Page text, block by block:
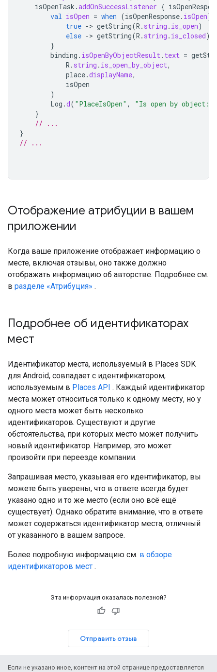
isOpenTask .addOnSuccessListener {
val isOpen = when (isOpenResponse. isOpen)
true -> getString(R . string . is_open)
else -> getString(R . string . is_closed)
}
binding . isOpenByObjectResult. text =
R . string . is_open_by_object,
place.displayName,
isOpen
)
Log .d( "PlaceIsOpen" , "Is open by object:
}
// ...
}
// ...
Отображение атрибуции в вашем
приложении
Когда ваше приложение отображает информацию о
месте, включая отзывы, оно также должно
отображать информацию об авторстве. Подробнее см.
в разделе «Атрибуция» .
Подробнее об идентификаторах
мест
Идентификатор места, используемый в Places SDK
для Android, совпадает с идентификатором,
используемым в Places API . Каждый идентификатор
места может относиться только к одному месту, но у
одного места может быть несколько
идентификаторов. Существуют и другие
обстоятельства, при которых место может получить
новый идентификатор. Например, это может
произойти при переезде компании.
Запрашивая место, указывая его идентификатор, вы
можете быть уверены, что в ответе всегда будет
указано одно и то же место (если оно всё ещё
существует). Однако обратите внимание, что в ответе
может содержаться идентификатор места, отличный
от указанного в вашем запросе.
Более подробную информацию см. в обзоре
идентификаторов мест .
Эта информация оказалась полезной?
Отправить отзыв
Если не указано иное, контент на этой странице предоставляется